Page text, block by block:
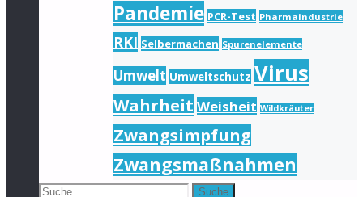
Pandemie PCR-Test Pharmaindustrie
RKI Selbermachen Spurenelemente
Umwelt Umweltschutz Virus
Wahrheit Weisheit Wildkräuter
Zwangsimpfung
Zwangsmaßnahmen
Suche